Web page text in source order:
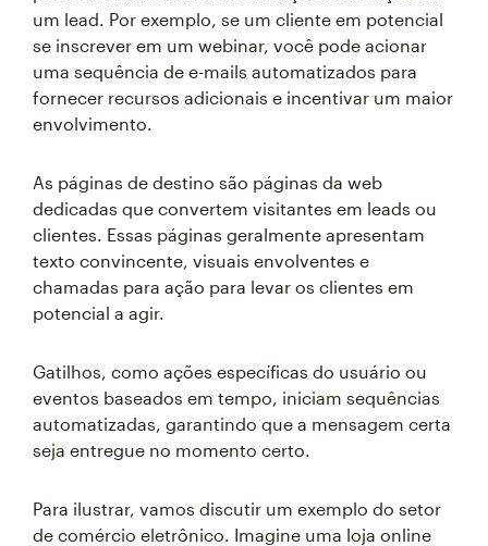
um lead. Por exemplo, se um cliente em potencial
se inscrever em um webinar, você pode acionar
uma sequência de e-mails automatizados para
fornecer recursos adicionais e incentivar um maior
envolvimento.
As páginas de destino são páginas da web
dedicadas que convertem visitantes em leads ou
clientes. Essas páginas geralmente apresentam
texto convincente, visuais envolventes e
chamadas para ação para levar os clientes em
potencial a agir.
Gatilhos, como ações específicas do usuário ou
eventos baseados em tempo, iniciam sequências
automatizadas, garantindo que a mensagem certa
seja entregue no momento certo.
Para ilustrar, vamos discutir um exemplo do setor
de comércio eletrônico. Imagine uma loja online